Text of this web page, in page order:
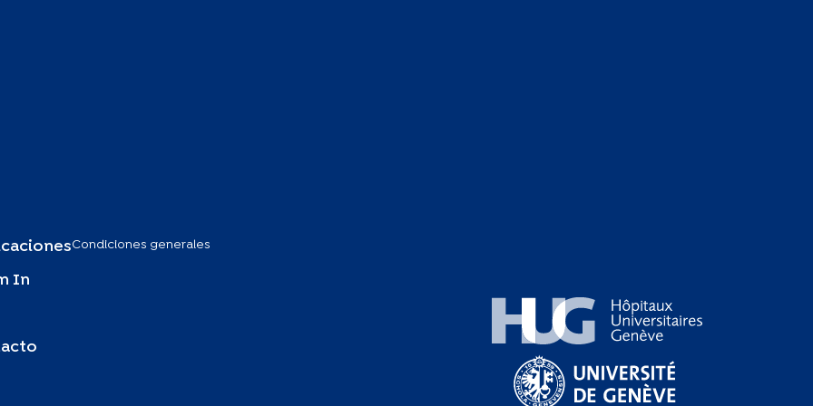
In
Condiciones generales
Hôpitaux Universitaires Genève
Université de Genève